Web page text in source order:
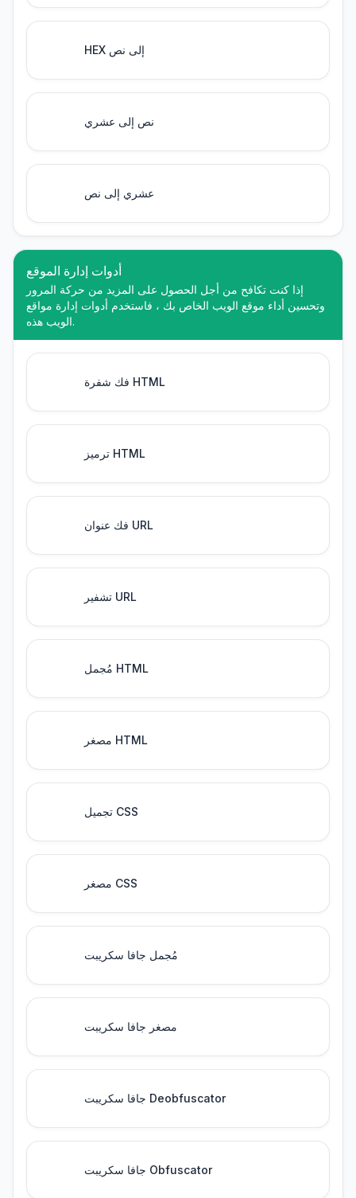
HEX إلى نص
نص إلى عشري
عشري إلى نص
أدوات إدارة الموقع
إذا كنت تكافح من أجل الحصول على المزيد من حركة المرور
وتحسين أداء موقع الويب الخاص بك ، فاستخدم أدوات إدارة مواقع
الويب هذه.
فك شفرة HTML
ترميز HTML
فك عنوان URL
تشفير URL
مُجمل HTML
مصغر HTML
تجميل CSS
مصغر CSS
مُجمل جافا سكريبت
مصغر جافا سكريبت
جافا سكريبت Deobfuscator
جافا سكريبت Obfuscator